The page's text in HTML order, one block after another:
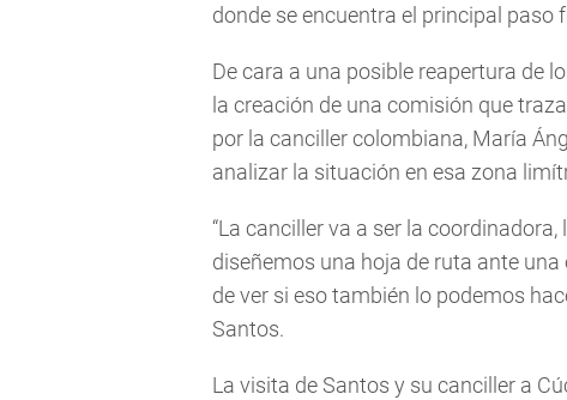
donde se encuentra el principal paso
De cara a una posible reapertura de
la creación de una comisión que
por la canciller colombiana, María
analizar la situación en esa zona
“La canciller va a ser la
diseñemos una hoja de ruta ante
de ver si eso también lo podemos
Santos.
La visita de Santos y su canciller a